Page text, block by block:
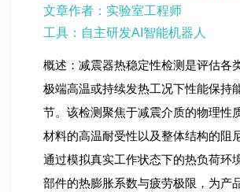
文章作者：实验室工程师
工具：自主研发AI智能机器人
概述：减震器热稳定性检测是评估各
极端高温或持续发热工况下性能保持
节。该检测聚焦于减震介质的物理性
材料的高温耐受性以及整体结构的阻
通过模拟真实工作状态下的热负荷环
部件的热膨胀系数与疲劳极限，为产